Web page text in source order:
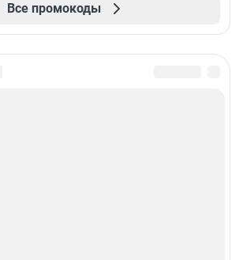
Все промокоды